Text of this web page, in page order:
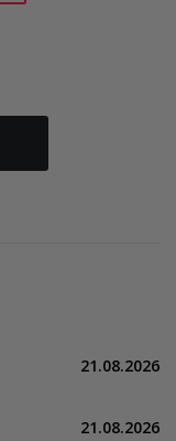
21.08.2026
21.08.2026